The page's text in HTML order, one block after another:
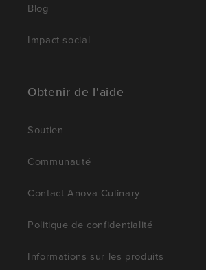
Blog
Impact social
Obtenir de l'aide
Soutien
Communauté
Contact Anova Culinary
Politique de confidentialité
Informations sur les produits